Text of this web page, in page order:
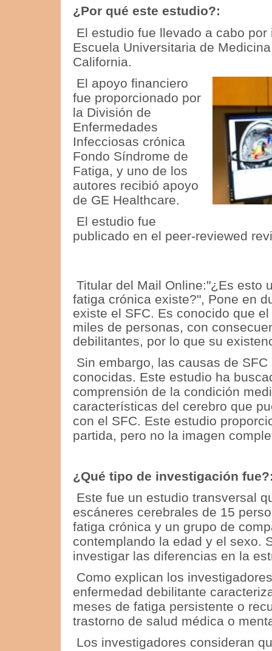
¿Por qué este estudio?:
El estudio fue llevado a cabo
Escuela Universitaria de
California.
El apoyo financiero
fue proporcionado por
la División de
Enfermedades
Infecciosas crónica
Fondo Síndrome de
Fatiga, y uno de los
autores recibió apoyo
de GE Healthcare.
El estudio fue
publicado en el peer-reviewed
Titular del Mail Online:"¿Es esto
fatiga crónica existe?", Pone en
existe el SFC. Es conocido que
miles de personas, con
debilitantes, por lo que su
Sin embargo, las causas de
conocidas.
Este estudio ha
comprensión de la condición
características del cerebro que
con el SFC.
Este estudio
partida, pero no la imagen
¿Qué tipo de investigación
Este fue un estudio transversal
escáneres cerebrales de 15
fatiga crónica y un grupo de
contemplando la edad y el sexo.
investigar las diferencias en la
Como explican los
enfermedad debilitante
meses de fatiga persistente o
trastorno de salud médica o
Los investigadores consideran